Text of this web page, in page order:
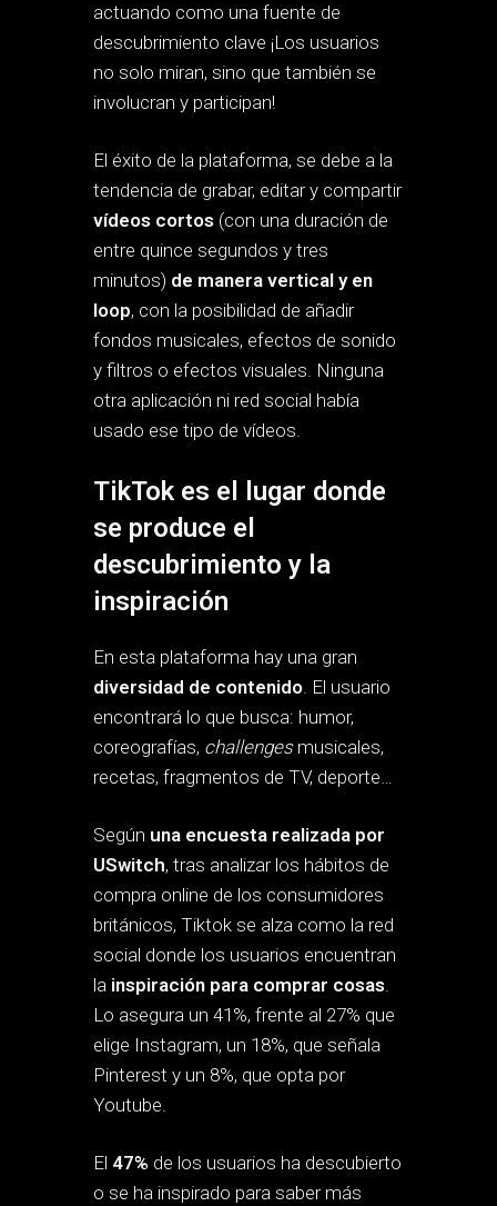
actuando como una fuente de
descubrimiento clave ¡Los usuarios
no solo miran, sino que también se
involucran y participan!
El éxito de la plataforma, se debe a la
tendencia de grabar, editar y compartir
vídeos cortos (con una duración de
entre quince segundos y tres
minutos) de manera vertical y en
loop, con la posibilidad de añadir
fondos musicales, efectos de sonido
y filtros o efectos visuales. Ninguna
otra aplicación ni red social había
usado ese tipo de vídeos.
TikTok es el lugar donde
se produce el
descubrimiento y la
inspiración
En esta plataforma hay una gran
diversidad de contenido. El usuario
encontrará lo que busca: humor,
coreografías, challengesmusicales,
recetas, fragmentos de TV, deporte…
Según una encuesta realizada por
USwitch, tras analizar los hábitos de
compra online de los consumidores
británicos, Tiktok se alza como la red
social donde los usuarios encuentran
la inspiración para comprar cosas.
Lo asegura un 41%, frente al 27% que
elige Instagram, un 18%, que señala
Pinterest y un 8%, que opta por
Youtube.
El 47% de los usuarios ha descubierto
o se ha inspirado para saber más